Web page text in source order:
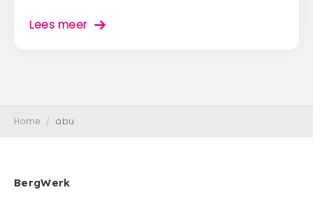
Lees meer
Home / abu
BergWerk